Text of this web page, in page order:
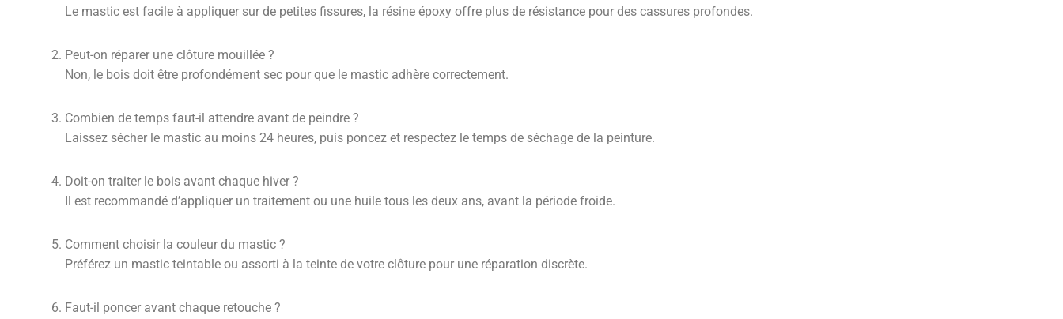
Le mastic est facile à appliquer sur de petites fissures, la résine époxy offre plus de résistance pour des cassures profondes.
Peut-on réparer une clôture mouillée ?
Non, le bois doit être profondément sec pour que le mastic adhère correctement.
Combien de temps faut-il attendre avant de peindre ?
Laissez sécher le mastic au moins 24 heures, puis poncez et respectez le temps de séchage de la peinture.
Doit-on traiter le bois avant chaque hiver ?
Il est recommandé d’appliquer un traitement ou une huile tous les deux ans, avant la période froide.
Comment choisir la couleur du mastic ?
Préférez un mastic teintable ou assorti à la teinte de votre clôture pour une réparation discrète.
Faut-il poncer avant chaque retouche ?